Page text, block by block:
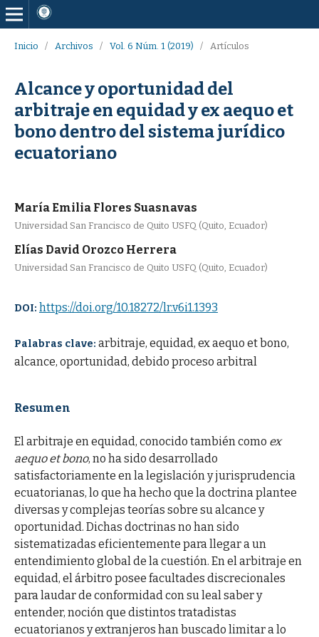
Inicio / Archivos / Vol. 6 Núm. 1 (2019) / Artículos
Alcance y oportunidad del
arbitraje en equidad y ex aequo et
bono dentro del sistema jurídico
ecuatoriano
María Emilia Flores Suasnavas
Universidad San Francisco de Quito USFQ (Quito, Ecuador)
Elías David Orozco Herrera
Universidad San Francisco de Quito USFQ (Quito, Ecuador)
DOI: https://doi.org/10.18272/lr.v6i1.1393
Palabras clave: arbitraje, equidad, ex aequo et bono,
alcance, oportunidad, debido proceso arbitral
Resumen
El arbitraje en equidad, conocido también como ex
aequo et bono, no ha sido desarrollado
satisfactoriamente en la legislación y jurisprudencia
ecuatorianas, lo que ha hecho que la doctrina plantee
diversas y complejas teorías sobre su alcance y
oportunidad. Dichas doctrinas no han sido
sistematizadas eficientemente para llegar a un
entendimiento global de la cuestión. En el arbitraje en
equidad, el árbitro posee facultades discrecionales
para laudar de conformidad con su leal saber y
entender, noción que distintos tratadistas
ecuatorianos y extranjeros han buscado limitar a lo